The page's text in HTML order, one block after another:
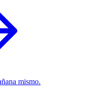
mismo.